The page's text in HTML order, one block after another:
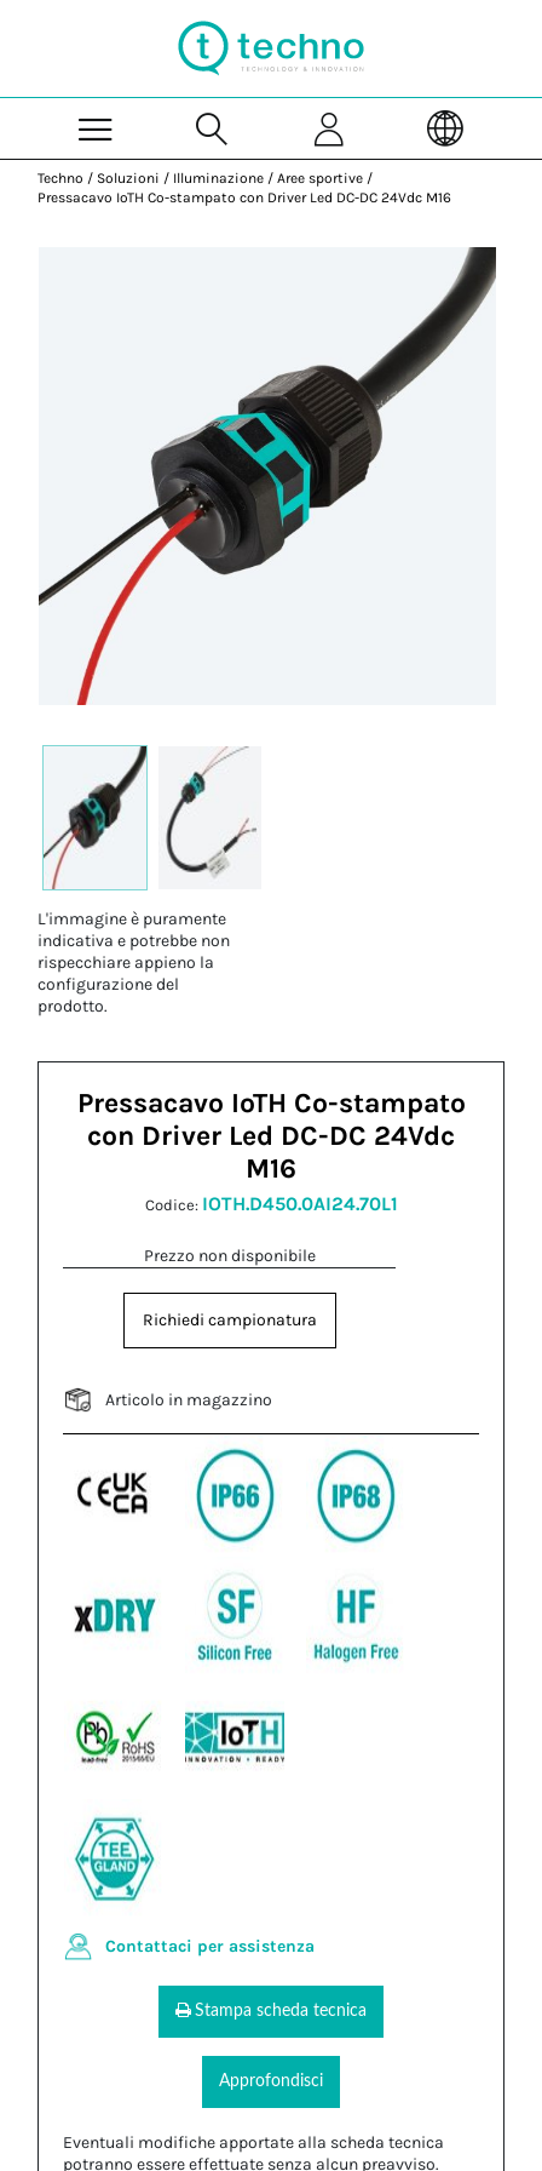
Techno / Soluzioni / Illuminazione / Aree sportive /
Pressacavo IoTH Co-stampato con Driver Led DC-DC 24Vdc M16
L'immagine è puramente
indicativa e potrebbe non
rispecchiare appieno la
configurazione del
prodotto.
Pressacavo IoTH Co-stampato
con Driver Led DC-DC 24Vdc
M16
Codice: IOTH.D450.0AI24.70L1
Prezzo non disponibile
Richiedi campionatura
Articolo in magazzino
Contattaci per assistenza
Stampa scheda tecnica
Approfondisci
Eventuali modifiche apportate alla scheda tecnica
potranno essere effettuate senza alcun preavviso.